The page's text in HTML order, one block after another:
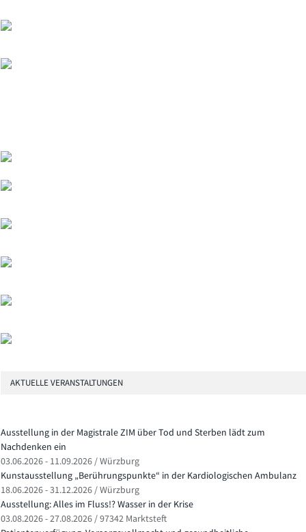
AKTUELLE VERANSTALTUNGEN
Ausstellung in der Magistrale ZIM über Tod und Sterben lädt zum
Nachdenken ein
03.06.2026 - 11.09.2026 / Würzburg
Kunstausstellung „Berührungspunkte“ in der Kardiologischen Ambulanz
18.06.2026 - 31.12.2026 / Würzburg
Ausstellung: Alles im Fluss!? Wasser in der Krise
03.08.2026 - 27.08.2026 / 97342 Marktsteft